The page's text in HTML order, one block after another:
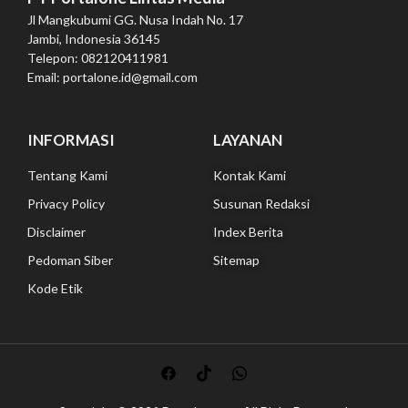
Jl Mangkubumi GG. Nusa Indah No. 17
Jambi, Indonesia 36145
Telepon: 082120411981
Email: portalone.id@gmail.com
INFORMASI
Tentang Kami
Privacy Policy
Disclaimer
Pedoman Siber
Kode Etik
LAYANAN
Kontak Kami
Susunan Redaksi
Index Berita
Sitemap